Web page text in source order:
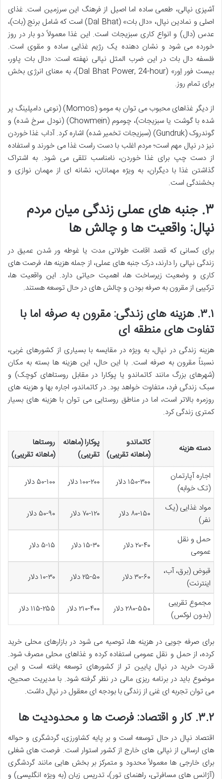
آشپزی نپالی، طعمی ساده اما اصیل از فرهنگ این سرزمین است. غذای
اصلی و نمادین نپال، «دال بات» (Dal Bhat) است که شامل برنج (بات)،
عدس (دال) و انواع کاری سبزیجات است. این غذا معمولاً دو بار در روز
خورده می شود و نشان دهنده یک رژیم غذایی ساده و مقوی است.
فلسفه دال بات در این ضرب المثل نپالی نهفته است: «دال بات پاور،
بیست فور اِور» (Dal Bhat Power, 24-hour)، به معنای انرژی بخش
برای تمام روز.
از دیگر غذاهای محبوب می توان به مومو (Momos) (نوعی دامپلینگ پر
شده با گوشت یا سبزیجات)، چوموم (Chowmein) (نودل سرخ شده) و
گوندروک (Gundruk) (سبزیجات تخمیر شده) اشاره کرد. آداب غذا خوردن
نیز در نپال مهم است؛ مردم اغلب با دست راست غذا می خورند و استفاده
از دست چپ برای غذا خوردن، نامناسب تلقی می شود. به اشتراک
گذاشتن غذا با دیگران، به ویژه مهمانان، نشانه ای از مهمان نوازی و
بخشندگی است.
۳. جنبه های عملی زندگی میان مردم
نپال: واقعیت ها و چالش ها
برای کسانی که قصد اقامت طولانی مدت یا غوطه ور شدن عمیق در
زندگی نپالی را دارند، درک جنبه های عملی، از جمله هزینه ها، فرصت های
کاری و وضعیت زیرساخت ها، اهمیت حیاتی دارد. این واقعیت ها،
ترکیبی از مقرون به صرفه بودن و چالش های در حال توسعه هستند.
۳.۱. هزینه های زندگی: مقرون به صرفه اما با
تفاوت های منطقه ای
هزینه زندگی در نپال، به ویژه در مقایسه با بسیاری از کشورهای غربی،
نسبتاً مقرون به صرفه است. با این حال، این هزینه ها بسته به مکان
(شهرهای بزرگ مانند کاتماندو یا پوکارا در مقابل روستاهای کوچک) و
سبک زندگی فرد، متفاوت خواهد بود. در کاتماندو، اجاره بها و هزینه های
روزمره بالاتر است، اما در مناطق روستایی می توان با هزینه های بسیار
کمتری زندگی کرد.
دسته هزینه
کاتماندو
(ماهانه تقریبی)
پوکارا (ماهانه
تقریبی)
روستاها
(ماهانه تقریبی)
اجاره آپارتمان
(تک خوابه)
۱۵۰-۳۰۰ دلار ۱۰۰-۲۰۰ دلار ۵۰-۱۰۰ دلار
مواد غذایی (یک
نفر)
۸۰-۱۵۰ دلار ۷۰-۱۲۰ دلار ۵۰-۹۰ دلار
حمل و نقل
عمومی
۲۰-۴۰ دلار ۱۵-۳۰ دلار ۵-۱۵ دلار
قبوض (برق، آب،
اینترنت)
۳۰-۶۰ دلار ۲۵-۵۰ دلار ۱۰-۳۰ دلار
مجموع تقریبی
(بدون لوکس)
۲۸۰-۵۵۰ دلار ۲۱۰-۴۰۰ دلار ۱۱۵-۲۵۵ دلار
برای صرفه جویی در هزینه ها، توصیه می شود در بازارهای محلی خرید
کرده، از حمل و نقل عمومی استفاده کرده و غذاهای محلی مصرف شود.
قدرت خرید در نپال پایین تر از کشورهای توسعه یافته است و این
موضوع باید در برنامه ریزی مالی در نظر گرفته شود. با مدیریت صحیح،
می توان تجربه ای غنی از زندگی با بودجه ای معقول در نپال داشت.
۳.۲. کار و اقتصاد: فرصت ها و محدودیت ها
اقتصاد نپال در حال توسعه است و بر پایه کشاورزی، گردشگری و حواله
های ارسالی از نپالی های خارج از کشور استوار است. فرصت های شغلی
برای خارجی ها معمولاً محدود و متمرکز بر بخش هایی مانند گردشگری
(آژانس های مسافرتی، راهنمای تور)، تدریس زبان (به ویژه انگلیسی) و